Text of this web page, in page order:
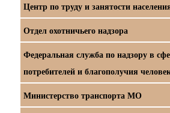
Центр по труду и занятости
Отдел охотничьего надзора
Федеральная служба по надзору в
потребителей и благополучия
Министерство транспорта МО